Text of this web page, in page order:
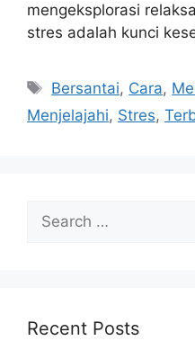
mengeksplorasi
stres adalah kunci
Tags
Bersantai, Cara,
Menjelajahi, Stres,
Search
for:
Recent Posts